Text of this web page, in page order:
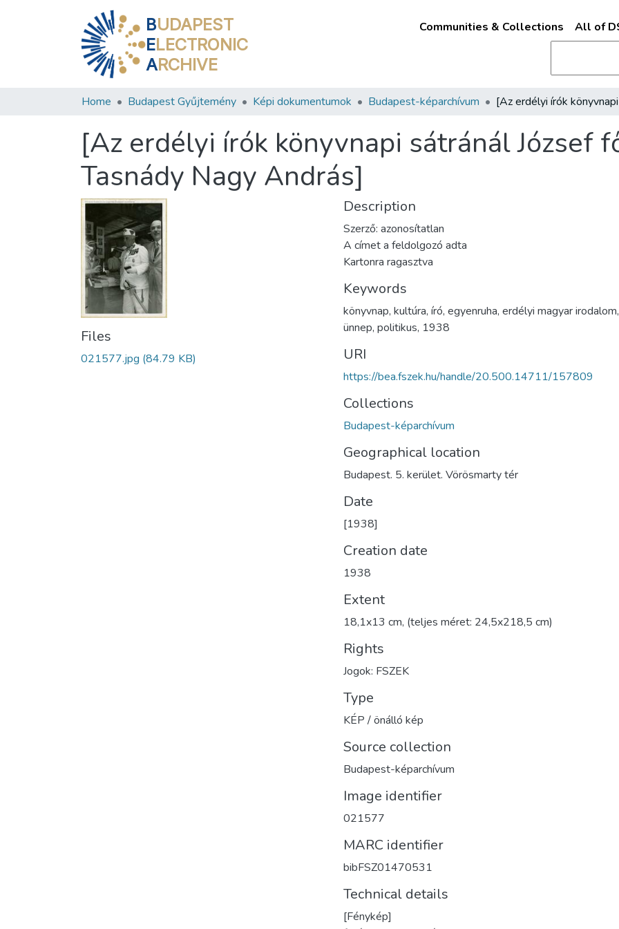
BUDAPEST
ELECTRONIC
ARCHIVE
Communities & Collections All of
Home Budapest Gyűjtemény Képi dokumentumok Budapest-képarchívum
[Az erdélyi írók könyvnapi sátránál József
Tasnády Nagy András]
Files
021577.jpg (84.79 KB)
Description
Szerző: azonosítatlan
A címet a feldolgozó adta
Kartonra ragasztva
Keywords
könyvnap, kultúra, író, egyenruha, erdélyi magyar irodalom,
ünnep, politikus, 1938
URI
https://bea.fszek.hu/handle/20.500.14711/157809
Collections
Budapest-képarchívum
Geographical location
Budapest. 5. kerület. Vörösmarty tér
Date
[1938]
Creation date
1938
Extent
18,1x13 cm, (teljes méret: 24,5x218,5 cm)
Rights
Jogok: FSZEK
Type
KÉP / önálló kép
Source collection
Budapest-képarchívum
Image identifier
021577
MARC identifier
bibFSZ01470531
Technical details
[Fénykép]